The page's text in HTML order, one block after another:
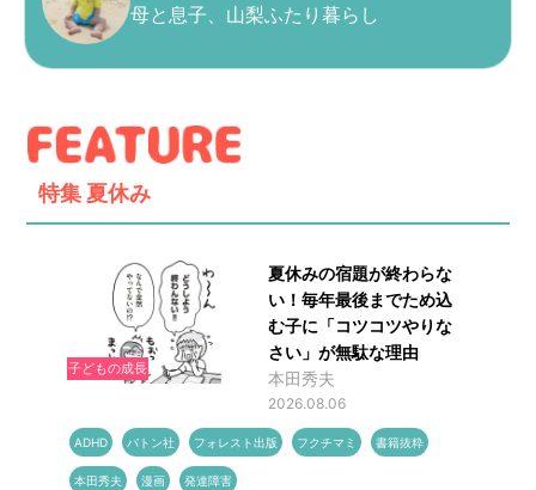
母と息子、山梨ふたり暮らし
特集 夏休み
子どもの成長
夏休みの宿題が終わらな
い！毎年最後までため込
む子に「コツコツやりな
さい」が無駄な理由
本田秀夫
2026.08.06
ADHD バトン社 フォレスト出版 フクチマミ 書籍抜粋
本田秀夫 漫画 発達障害